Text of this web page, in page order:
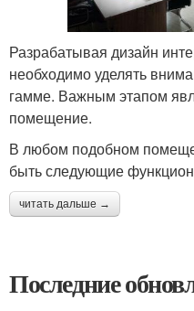
Разрабатывая дизайн
необходимо уделять
гамме. Важным этапом
помещение.
В любом подобном
быть следующие
читать дальше →
Последние